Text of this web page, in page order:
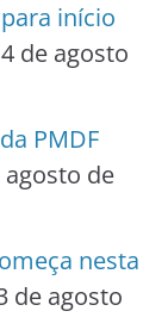
início
4 de agosto
PMDF
agosto de
nesta
de agosto